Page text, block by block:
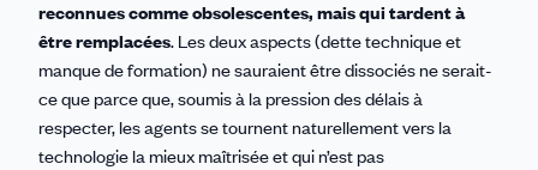
reconnues comme obsolescentes, mais qui tardent à
être remplacées. Les deux aspects (dette technique et
manque de formation) ne sauraient être dissociés ne serait-
ce que parce que, soumis à la pression des délais à
respecter, les agents se tournent naturellement vers la
technologie la mieux maîtrisée et qui n’est pas